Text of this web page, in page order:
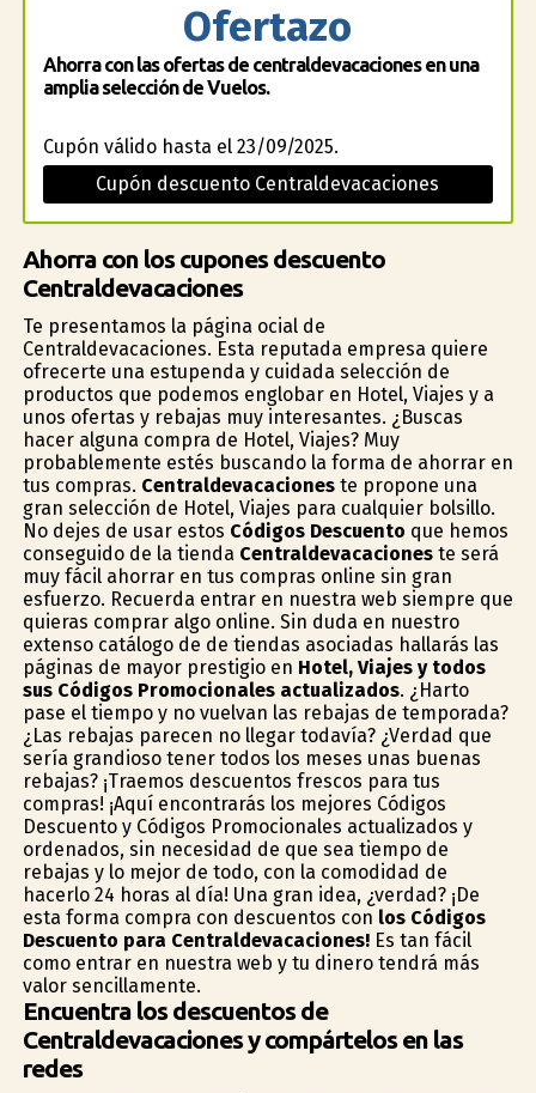
Ofertazo
Ahorra con las ofertas de centraldevacaciones en una
amplia selección de Vuelos.
Cupón válido hasta el 23/09/2025.
Cupón descuento Centraldevacaciones
Ahorra con los cupones descuento
Centraldevacaciones
Te presentamos la página oficial de
Centraldevacaciones. Esta reputada empresa quiere
ofrecerte una estupenda y cuidada selección de
productos que podemos englobar en Hotel, Viajes y a
unos ofertas y rebajas muy interesantes. ¿Buscas
hacer alguna compra de Hotel, Viajes? Muy
probablemente estés buscando la forma de ahorrar en
tus compras. Centraldevacacioneste propone una
gran selección de Hotel, Viajes para cualquier bolsillo.
No dejes de usar estos Códigos Descuento que hemos
conseguido de la tienda Centraldevacacioneste será
muy fácil ahorrar en tus compras online sin gran
esfuerzo. Recuerda entrar en nuestra web siempre que
quieras comprar algo online. Sin duda en nuestro
extenso catálogo de de tiendas asociadas hallarás las
páginas de mayor prestigio en Hotel, Viajes y todos
sus Códigos Promocionales actualizados. ¿Harto
pase el tiempo y no vuelvan las rebajas de temporada?
¿Las rebajas parecen no llegar todavía? ¿Verdad que
sería grandioso tener todos los meses unas buenas
rebajas? ¡Traemos descuentos frescos para tus
compras! ¡Aquí encontrarás los mejores Códigos
Descuento y Códigos Promocionales actualizados y
ordenados, sin necesidad de que sea tiempo de
rebajas y lo mejor de todo, con la comodidad de
hacerlo 24 horas al día! Una gran idea, ¿verdad? ¡De
esta forma compra con descuentos con los Códigos
Descuento para Centraldevacaciones!Es tan fácil
como entrar en nuestra web y tu dinero tendrá más
valor sencillamente.
Encuentra los descuentos de
Centraldevacaciones y compártelos en las
redes